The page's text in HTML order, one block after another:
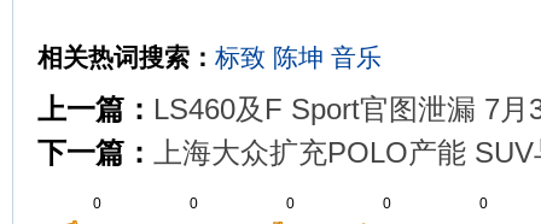
相关热词搜索： 标致 陈坤 音乐
上一篇： LS460及F Sport官图泄漏 7月
下一篇：
上海大众扩充POLO产能
0 0 0 0 0